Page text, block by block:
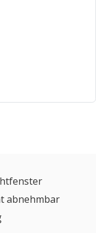
abnehmbar